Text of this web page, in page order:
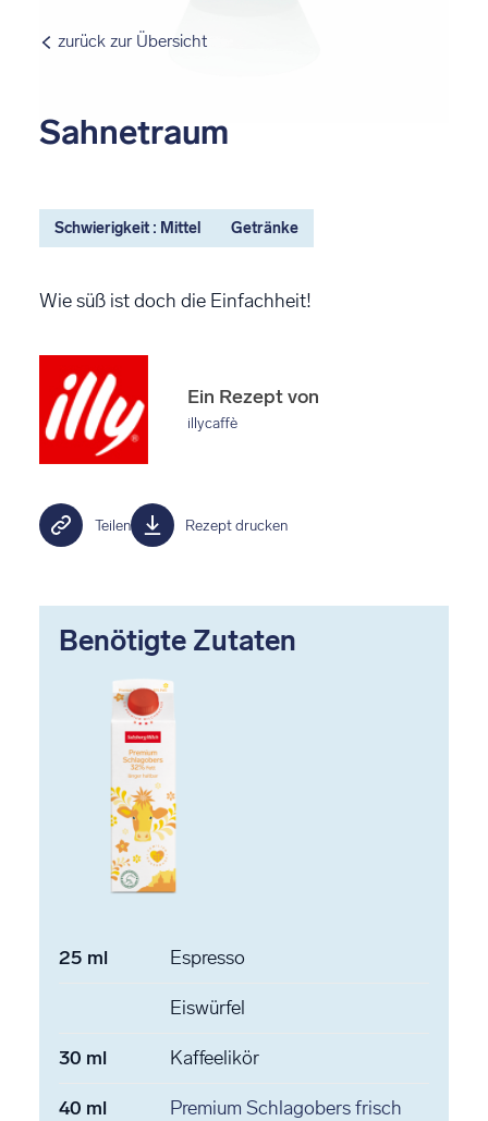
zurück zur Übersicht
Sahnetraum
Schwierigkeit : Mittel Getränke
Wie süß ist doch die Einfachheit!
Ein Rezept von
illycaffè
Teilen Rezept drucken
Benötigte Zutaten
25 ml Espresso
Eiswürfel
30 ml Kaffeelikör
40 ml Premium Schlagobersfrisch